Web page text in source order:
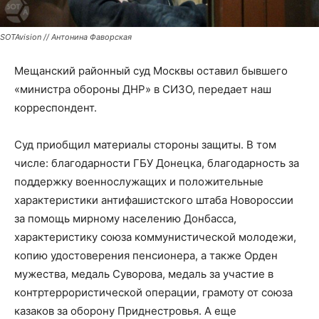
SOTAvision // Антонина Фаворская
Мещанский районный суд Москвы оставил бывшего
«министра обороны ДНР» в СИЗО, передает наш
корреспондент.
Суд приобщил материалы стороны защиты. В том
числе: благодарности ГБУ Донецка, благодарность за
поддержку военнослужащих и положительные
характеристики антифашистского штаба Новороссии
за помощь мирному населению Донбасса,
характеристику союза коммунистической молодежи,
копию удостоверения пенсионера, а также Орден
мужества, медаль Суворова, медаль за участие в
контртеррористической операции, грамоту от союза
казаков за оборону Приднестровья. А еще